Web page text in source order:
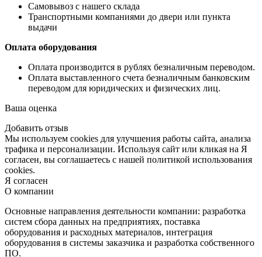
Самовывоз с нашего склада
Транспортными компаниями до двери или пункта
выдачи
Оплата оборудования
Оплата производится в рублях безналичным переводом.
Оплата выставленного счета безналичным банковским
переводом для юридических и физических лиц.
Ваша оценка
Добавить отзыв
Мы используем cookies для улучшения работы сайта, анализа
трафика и персонализации. Используя сайт или кликая на Я
согласен, вы соглашаетесь с нашей политикой использования
cookies.
Я согласен
О компании
Основные направления деятельности компании: разработка
систем сбора данных на предприятиях, поставка
оборудования и расходных материалов, интеграция
оборудования в системы заказчика и разработка собственного
ПО.